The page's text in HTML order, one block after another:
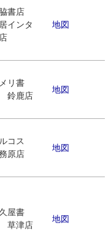
書店
インタ
地図
リ書
鈴鹿店
地図
コス
原店
地図
屋書
草津店
地図